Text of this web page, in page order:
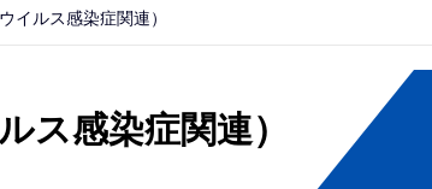
イルス感染症関連）
ス感染症関連）